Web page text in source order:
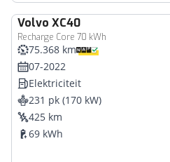
Volvo XC40
Recharge Core 70 kWh
75.368 km
07-2022
Elektriciteit
231 pk (170 kW)
425 km
69 kWh